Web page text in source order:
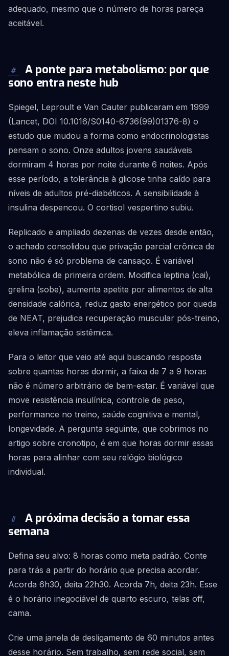
adequado, mesmo que o número de horas pareça
aceitável.
#
A ponte para metabolismo: por que
sono entra neste hub
Spiegel, Leproult e Van Cauter publicaram em 1999
(Lancet, DOI 10.1016/S0140-6736(99)01376-8) o
estudo que mudou a forma como endocrinologistas
pensam o sono. Onze adultos jovens saudáveis
dormiram 4 horas por noite durante 6 noites. Após
esse período, a tolerância à glicose tinha caído para
níveis de adultos pré-diabéticos. A sensibilidade à
insulina despencou. O cortisol vespertino subiu.
Replicado e ampliado dezenas de vezes desde então,
o achado consolidou que privação parcial crônica de
sono não é só problema de cansaço. É variável
metabólica de primeira ordem. Modifica leptina (cai),
grelina (sobe), aumenta apetite por alimentos de alta
densidade calórica, reduz gasto energético por queda
de NEAT, prejudica recuperação muscular pós-treino,
eleva inflamação sistêmica.
Para o leitor que veio até aqui buscando resposta
sobre quantas horas dormir, a faixa de 7 a 9 horas
não é número arbitrário de bem-estar. É variável que
move resistência insulínica, controle de peso,
performance no treino, saúde cognitiva e mental,
longevidade. A pergunta seguinte, que cobrimos no
artigo sobre cronotipo, é em que horas dormir essas
horas para alinhar com seu relógio biológico
individual.
#
A próxima decisão a tomar essa
semana
Defina seu alvo: 8 horas como meta padrão. Conte
para trás a partir do horário que precisa acordar.
Acorda 6h30, deita 22h30. Acorda 7h, deita 23h. Esse
é o horário inegociável de quarto escuro, telas off,
cama.
Crie uma janela de desligamento de 60 minutos antes
desse horário. Sem trabalho, sem rede social, sem